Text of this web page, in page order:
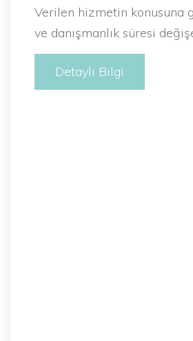
Verilen hizmetin konusuna
ve danışmanlık süresi
Detaylı Bilgi